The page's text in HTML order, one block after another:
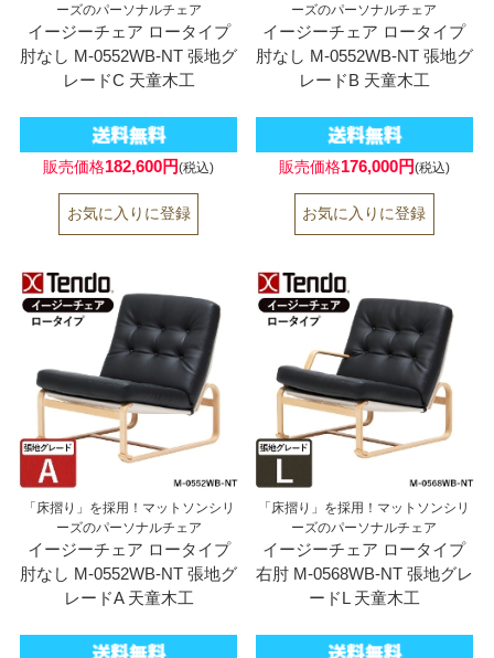
ーズのパーソナルチェア
イージーチェア ロータイプ
肘なし M-0552WB-NT 張地グ
レードC 天童木工
販売価格182,600円(税込)
ーズのパーソナルチェア
イージーチェア ロータイプ
肘なし M-0552WB-NT 張地グ
レードB 天童木工
販売価格176,000円(税込)
「床摺り」を採用！マットソンシリ
ーズのパーソナルチェア
イージーチェア ロータイプ
肘なし M-0552WB-NT 張地グ
レードA 天童木工
「床摺り」を採用！マットソンシリ
ーズのパーソナルチェア
イージーチェア ロータイプ
右肘 M-0568WB-NT 張地グレ
ードL 天童木工